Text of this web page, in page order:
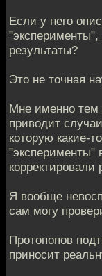
Если у него
результаты?
Это не точная
Мне именно тем
приводит
которую какие-
"эксперименты"
корректировали
Я вообще
сам могу
Протопопов
приносит